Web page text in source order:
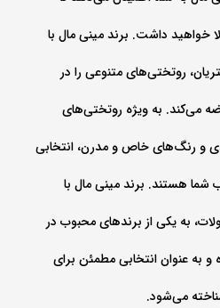
خواهید داشت. برند مینی‌ مال با
روتختی‌های متنوعی را در
می‌کند. به ویژه روتختی‌های
و رنگ‌های خاص و مدرن، انتخابی
شما هستند. برند مینی‌ مال با
به یکی از برندهای محبوب در
و به عنوان انتخابی مطمئن برای
می‌شود.